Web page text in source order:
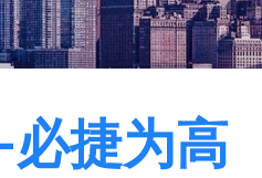
捷为高